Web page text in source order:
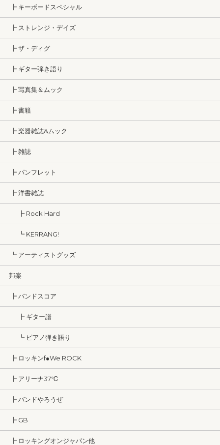
┣ キーボードスペシャル
┣ ストレンジ・デイズ
┣ ザ・ディグ
┣ ギター弾き語り
┣ 写真集＆ムック
┣ 書籍
┣ 楽器雑誌&ムック
┣ 雑誌
┣ パンフレット
┣ 洋書雑誌
┣ Rock Hard
┗ KERRANG!
┗ アーティストグッズ
邦楽
┣ バンドスコア
┣ ギター譜
┗ ピアノ弾き語り
┣ ロッキンf●We ROCK
┣ アリーナ37℃
┣ バンドやろうぜ
┣ GB
┣ ロッキングオンジャパン他